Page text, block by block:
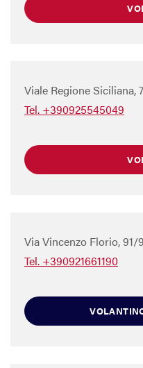
Viale Regione Siciliana,
Tel. +390925545049
Via Vincenzo Florio, 91/
Tel. +390921661190